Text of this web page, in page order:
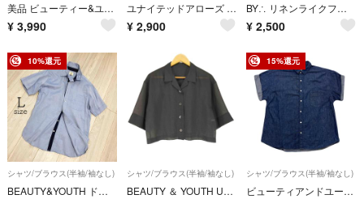
美品 ビューティー&ユース ギンガムチェック 前後 2WAYトップス ブラウス BEAUTY&YOUTH
¥ 3,990
ユナイテッドアローズ ビューティー&ユース ブラウス 半袖 ストライプ
¥ 2,900
BY∴ リネンライクフレアスリーブブラウス
¥ 2,500
10%還元
シャツ/ブラウス(半袖/袖なし)
BEAUTY&YOUTH ドット切替 ボタンダウン半袖シャツ ライトブルー L
シャツ/ブラウス(半袖/袖なし)
BEAUTY ＆ YOUTH UNITED ARROWS(ビューティーアンドユー
15%還元
シャツ/ブラウス(半袖/袖なし)
ビューティアンドユース BEAUTY&YOUTH デニムシャツ 半袖 レディース M相当 ブルー インディゴ 綿 オーバーサイズ ゆったり ロールアップ UNITED ARROWS